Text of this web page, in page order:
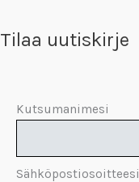
Tilaa uutiskirje
Kutsumanimesi
Sähköpostiosoitteesi